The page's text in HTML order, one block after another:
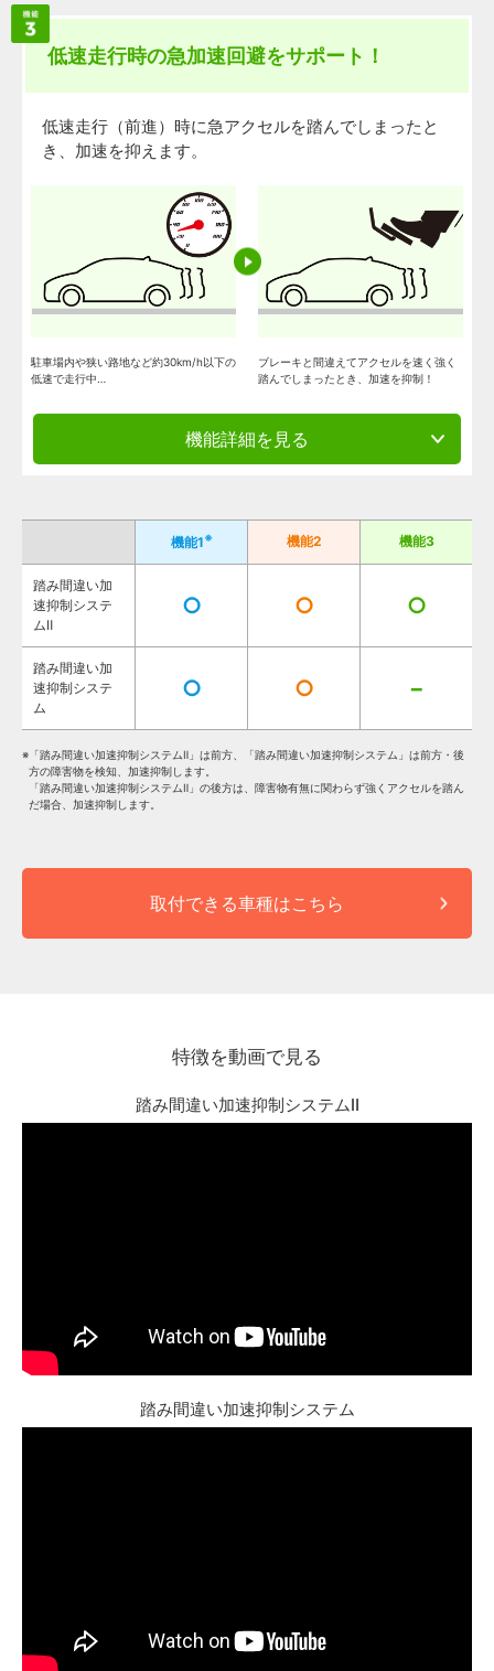
低速走行時の急加速回避をサポート！
低速走行（前進）時に急アクセルを踏んでしまったと
き、加速を抑えます。
駐車場内や狭い路地など約30km/h以下の
低速で走行中…
ブレーキと間違えてアクセルを速く強く
踏んでしまったとき、加速を抑制！
機能詳細を見る
機能1※ 機能2 機能3
踏み間違い加
速抑制システ
ムⅡ
○ ○ ○
踏み間違い加
速抑制システ
ム
○ ○ −
※ 「踏み間違い加速抑制システムⅡ」は前方、「踏み間違い加速抑制システム」は前方・後
方の障害物を検知、加速抑制します。
「踏み間違い加速抑制システムⅡ」の後方は、障害物有無に関わらず強くアクセルを踏ん
だ場合、加速抑制します。
取付できる車種はこちら
特徴を動画で見る
踏み間違い加速抑制システムⅡ
踏み間違い加速抑制システム